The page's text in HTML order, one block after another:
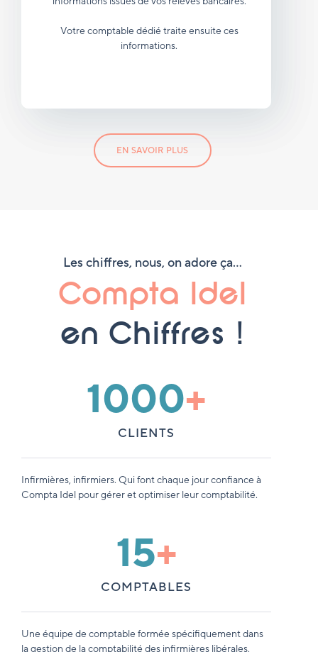
Votre comptable dédié traite ensuite ces
informations.
EN SAVOIR PLUS
Les chiffres, nous, on adore ça…
Compta Idel
en Chiffres !
CLIENTS
1000+
Infirmières, infirmiers. Qui font chaque jour confiance à
Compta Idel pour gérer et optimiser leur comptabilité.
COMPTABLES
15+
Une équipe de comptable formée spécifiquement dans
la gestion de la comptabilité des infirmières libérales.